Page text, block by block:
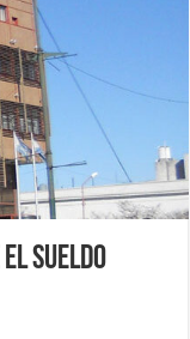
el sueldo